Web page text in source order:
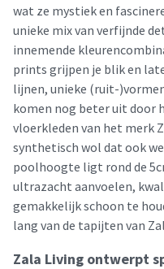
wat ze mystiek en
unieke mix van verfijnde
innemende
prints grijpen je blik en
lijnen, unieke (ruit-
komen nog beter uit door
vloerkleden van het merk
synthetisch wol dat ook
poolhoogte ligt rond de
ultrazacht aanvoelen,
gemakkelijk schoon te
lang van de tapijten van
Zala Living ontwerpt